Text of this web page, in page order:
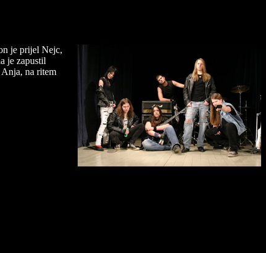
je prijel Nejc,
je zapustil
na ritem